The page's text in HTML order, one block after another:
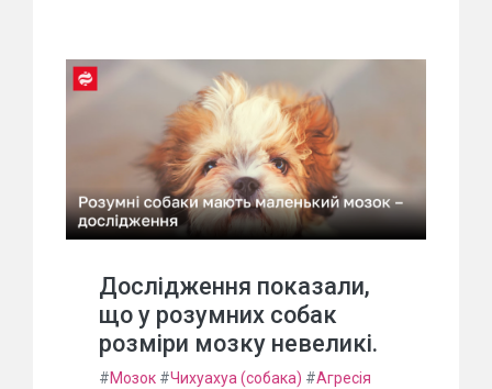
Дослідження показали,
що у розумних собак
розміри мозку невеликі.
#Мозок #Чихуахуа (собака) #Агресія